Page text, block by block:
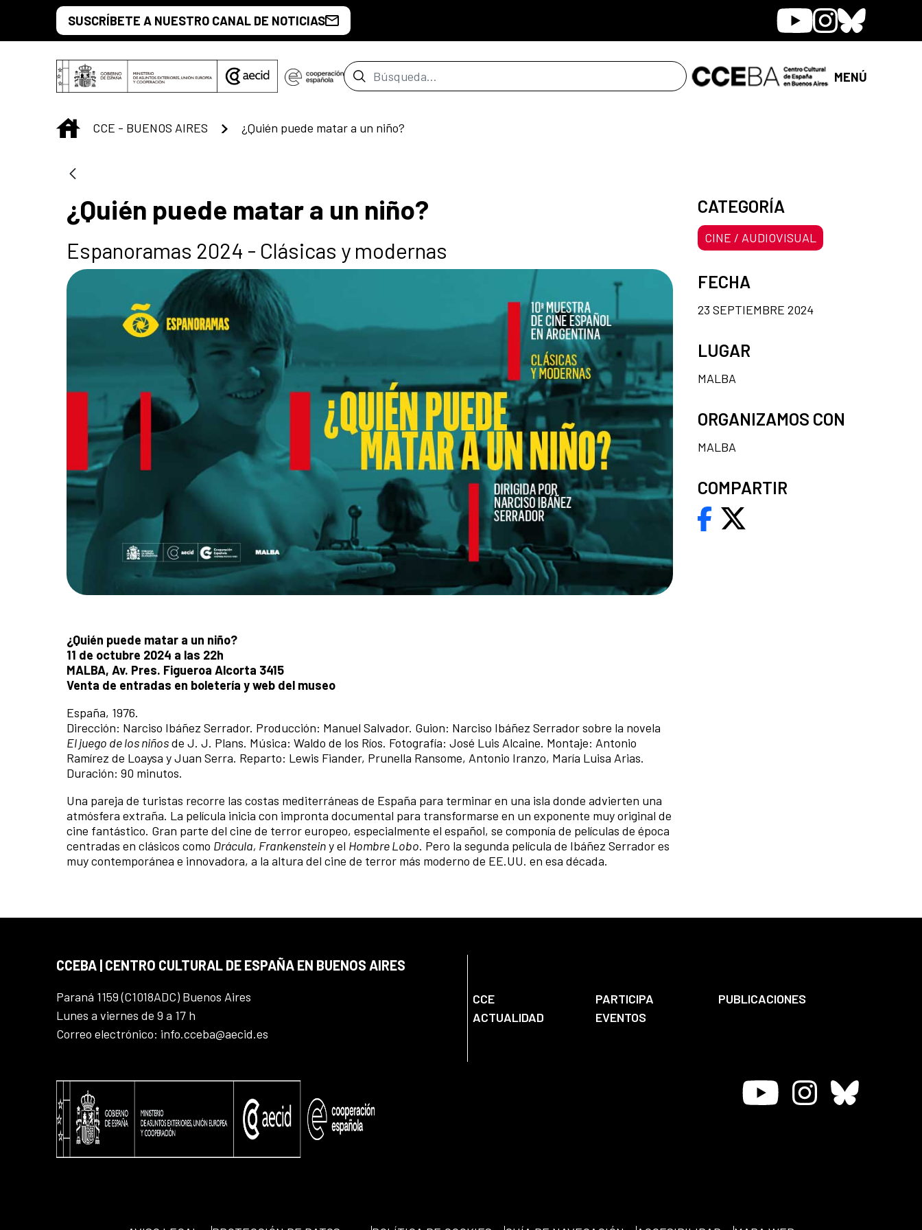
Saltar al contenido principal
SUSCRÍBETE A NUESTRO CANAL DE NOTICIAS YoutubeInstagram
Bluesky
Barra de búsqueda MENÚ
INICIO
CCE - BUENOS AIRES ¿Quién puede matar a un niño?
¿Quién puede matar a un niño?
Espanoramas 2024 - Clásicas y modernas
¿Quién puede matar a un niño?
11 de octubre 2024 a las 22h
MALBA, Av. Pres. Figueroa Alcorta 3415
Venta de entradas en boletería y web del museo
España, 1976.
Dirección: Narciso Ibáñez Serrador. Producción: Manuel Salvador. Guion: Narciso Ibáñez Serrador sobre la novela
El juego de los niñosde J. J. Plans. Música: Waldo de los Ríos. Fotografía: José Luis Alcaine. Montaje: Antonio
Ramírez de Loaysa y Juan Serra. Reparto: Lewis Fiander, Prunella Ransome, Antonio Iranzo, María Luisa Arias.
Duración: 90 minutos.
Una pareja de turistas recorre las costas mediterráneas de España para terminar en una isla donde advierten una
atmósfera extraña. La película inicia con impronta documental para transformarse en un exponente muy original de
cine fantástico. Gran parte del cine de terror europeo, especialmente el español, se componía de películas de época
centradas en clásicos como Drácula, Frankensteiny el Hombre Lobo. Pero la segunda película de Ibáñez Serrador es
muy contemporánea e innovadora, a la altura del cine de terror más moderno de EE.UU. en esa década.
CATEGORÍA
CINE / AUDIOVISUAL
FECHA
23 SEPTIEMBRE 2024
LUGAR
MALBA
ORGANIZAMOS CON
MALBA
COMPARTIR
CCEBA | CENTRO CULTURAL DE ESPAÑA EN BUENOS AIRES
Paraná 1159 (C1018ADC) Buenos Aires
Lunes a viernes de 9 a 17 h
Correo electrónico: info.cceba@aecid.es
CCE PARTICIPA
PUBLICACIONES
ACTUALIDAD
EVENTOS
Youtube InstagramBluesky